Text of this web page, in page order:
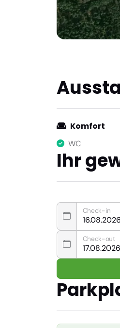
Komfort
WC
Ihr
Check-in
Check-out